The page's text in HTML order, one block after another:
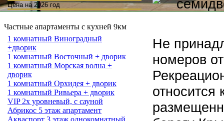
Цена на 2026 год
Частные апартаменты с кухней 9км
1 комнатный Виноградный
+дворик
1 комнатный Восточный + дворик
1 комнатный Морская волна +
дворик
1 комнатный Орхидея + дворик
1 комнатный Ривьера + дворик
VIP 2х уровневый, с сауной
Абрикос 5 этаж апартамент
Акваспорт 3 этаж однокомнатный
Не
номеров